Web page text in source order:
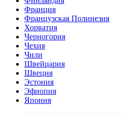
Франция
Французская Полинезия
Хорватия
Черногория
Чехия
Чили
Швейцария
Швеция
Эстония
Эфиопия
Япония